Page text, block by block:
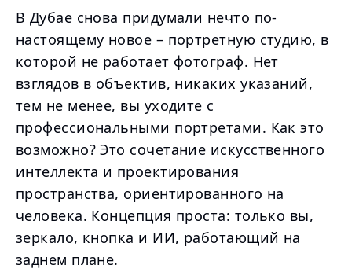
В Дубае снова придумали нечто по-
настоящему новое – портретную студию, в
которой не работает фотограф. Нет
взглядов в объектив, никаких указаний,
тем не менее, вы уходите с
профессиональными портретами. Как это
возможно? Это сочетание искусственного
интеллекта и проектирования
пространства, ориентированного на
человека. Концепция проста: только вы,
зеркало, кнопка и ИИ, работающий на
заднем плане.